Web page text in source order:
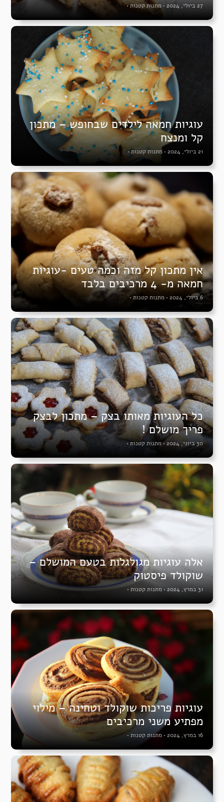
27 ביולי, 2024 • מתנות קטנות•
עוגיות חמאה לילדים שבחופש – מתכון
קל ומנצח
21 ביולי, 2024 • מתנות קטנות •
אין מתכון קל מזה וכמה טעים -עוגיות
חמאה מ- 4 מרכיבים בלבד
6 ביולי, 2024 • מתנות קטנות •
כל העוגיות מאותו בצק – מתכון לבצק
פריך מושלם !
30 ביוני, 2024 •מתנות קטנות•
אלה עוגיות מגולגלות בטעם המושלם –
שוקולד פיסטוק
31 במרץ, 2024 •מתנות קטנות •
עוגיות פריכות שוקולד וטחינה – מילוי
מפתיע משני מרכיבים
16 במרץ, 2024 • מתנות קטנות •